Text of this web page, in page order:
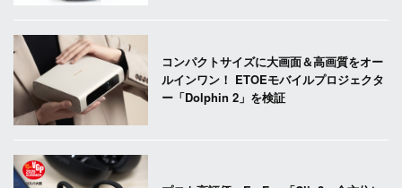
コンパクトサイズに大画面＆高画質をオー
ルインワン！ ETOEモバイルプロジェクタ
ー「Dolphin 2」を検証